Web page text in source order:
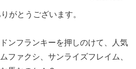
がとうございます。
ンフランキーを押しのけて、人気
ファクシ、サンライズフレイム、